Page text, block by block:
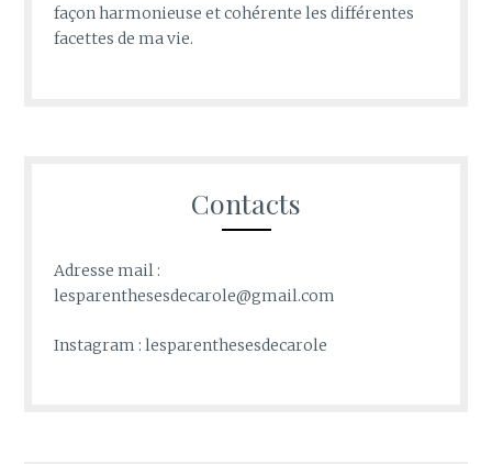
façon harmonieuse et cohérente les différentes
facettes de ma vie.
Contacts
Adresse mail :
lesparenthesesdecarole@gmail.com
Instagram : lesparenthesesdecarole